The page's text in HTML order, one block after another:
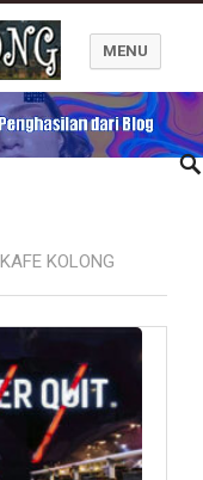
MENU
KOLONG